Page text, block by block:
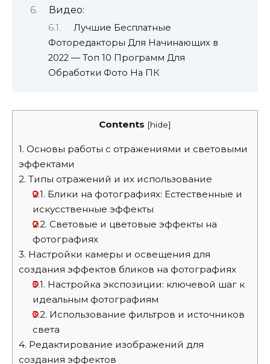
Видео:
Лучшие Бесплатные
Фоторедакторы Для Начинающих в
2022 — Топ 10 Программ Для
Обработки Фото На ПК
Contents [hide]
1. Основы работы с отражениями и световыми
эффектами
2. Типы отражений и их использование
2.1. Блики на фотографиях: Естественные и
искусственные эффекты
2.2. Световые и цветовые эффекты на
фотографиях
3. Настройки камеры и освещения для
создания эффектов бликов на фотографиях
3.1. Настройка экспозиции: ключевой шаг к
идеальным фотографиям
3.2. Использование фильтров и источников
света
4. Редактирование изображений для
создания эффектов